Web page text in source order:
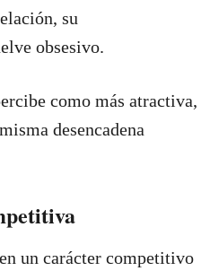
su
obsesivo.
como más atractiva,
desencadena
un carácter competitivo